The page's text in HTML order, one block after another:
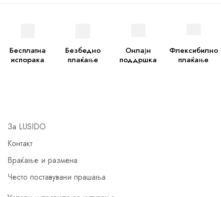
Бесплатна
испорака
Безбедно
плаќање
Онлајн
поддршка
Флексибилно
плаќање
За LUSIDO
Контакт
Враќање и размена
Често поставувани прашања